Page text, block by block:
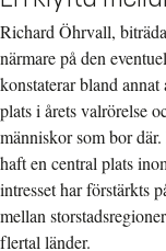
Richard Öhrvall,
närmare på den
konstaterar bland
plats i årets valrörelse
människor som bor
haft en central plats
intresset har förstärkts
mellan
flertal länder.